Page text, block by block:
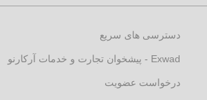
دسترسی های سریع
Exwad - پیشخوان تجارت و خدمات آرکارنو
درخواست عضویت